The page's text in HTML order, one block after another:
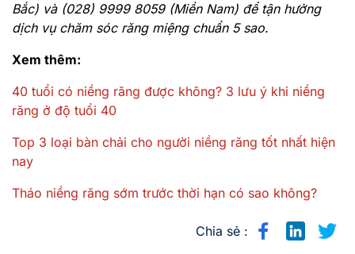
Bắc) và (028) 9999 8059 (Miền Nam) để tận hưởng
dịch vụ chăm sóc răng miệng chuẩn 5 sao.
Xem thêm:
40 tuổi có niềng răng được không? 3 lưu ý khi niềng
răng ở độ tuổi 40
Top 3 loại bàn chải cho người niềng răng tốt nhất hiện
nay
Tháo niềng răng sớm trước thời hạn có sao không?
Chia sẻ :